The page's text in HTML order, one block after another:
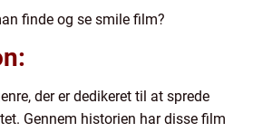
finde og se smile film?
der er dedikeret til at sprede
Gennem historien har disse film